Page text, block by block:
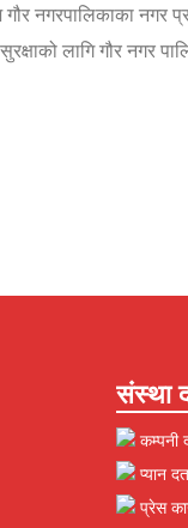
नगरपालिकाका नगर
लागि गौर नगर
संस्था
कम्पनी
प्यान
प्रेस